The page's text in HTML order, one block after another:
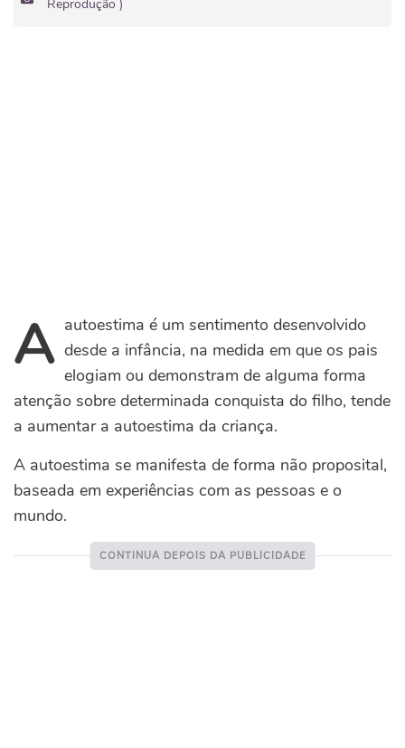
Reprodução )
Aautoestima é um sentimento desenvolvido
desde a infância, na medida em que os pais
elogiam ou demonstram de alguma forma
atenção sobre determinada conquista do filho, tende
a aumentar a autoestima da criança.
A autoestima se manifesta de forma não proposital,
baseada em experiências com as pessoas e o
mundo.